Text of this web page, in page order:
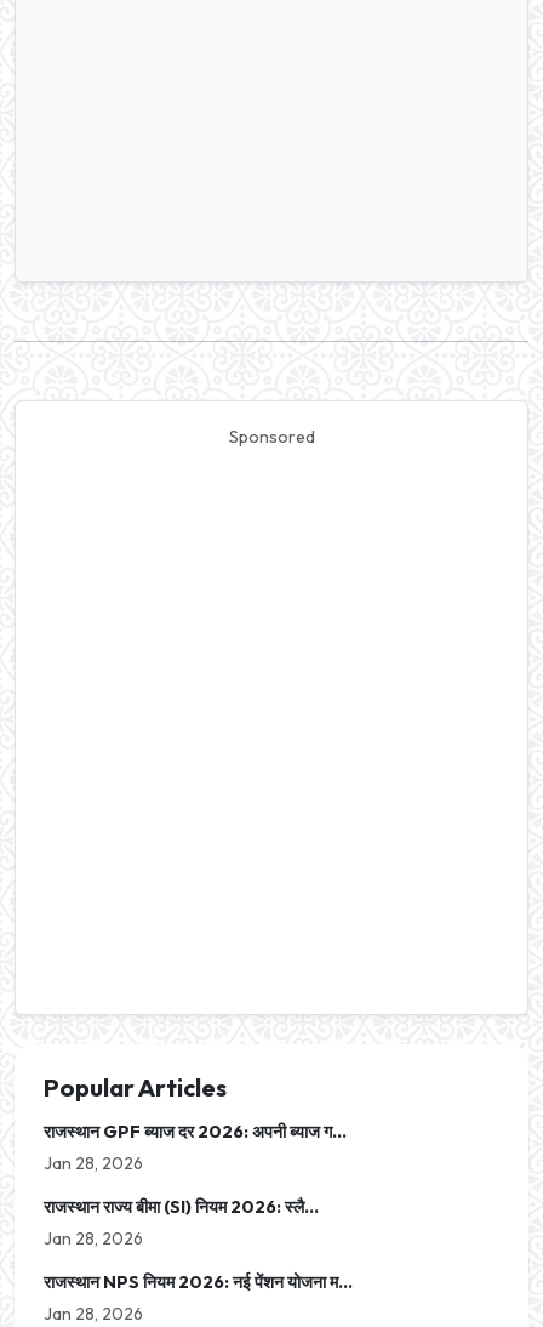
Sponsored
Popular Articles
राजस्थान GPF ब्याज दर 2026: अपनी ब्याज ग...
Jan 28, 2026
राजस्थान राज्य बीमा (SI) नियम 2026: स्लै...
Jan 28, 2026
राजस्थान NPS नियम 2026: नई पेंशन योजना म...
Jan 28, 2026